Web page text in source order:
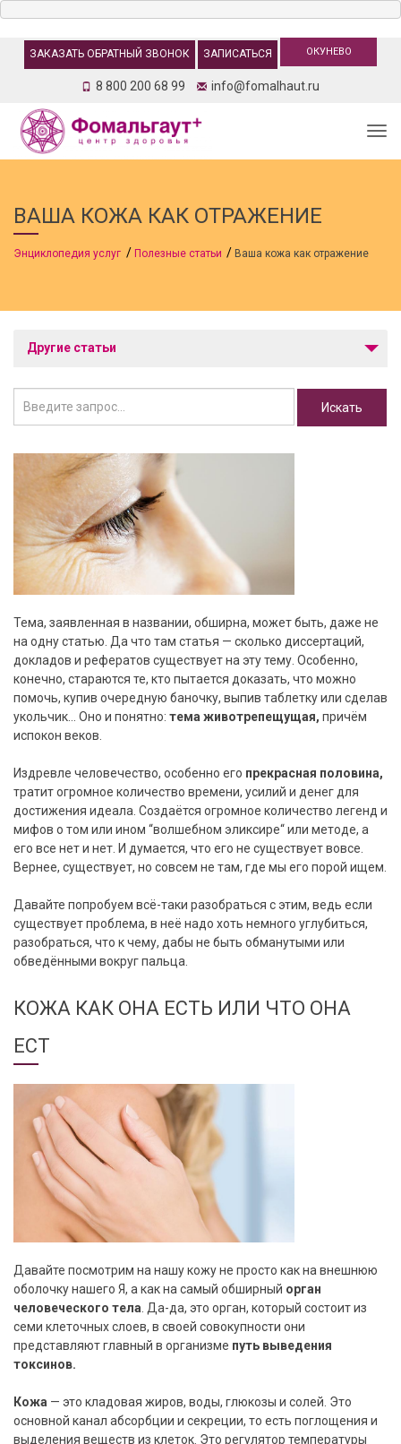
ЗАКАЗАТЬ ОБРАТНЫЙ ЗВОНОК ЗАПИСАТЬСЯ ОКУНЕВО
8 800 200 68 99 info@fomalhaut.ru
ВАША КОЖА КАК ОТРАЖЕНИЕ
Энциклопедия услуг Полезные статьи Ваша кожа как отражение
Другие статьи
Тема, заявленная в названии, обширна, может быть, даже не
на одну статью. Да что там статья — сколько диссертаций,
докладов и рефератов существует на эту тему. Особенно,
конечно, стараются те, кто пытается доказать, что можно
помочь, купив очередную баночку, выпив таблетку или сделав
укольчик… Оно и понятно: тема животрепещущая, причём
испокон веков.
Издревле человечество, особенно его прекрасная половина,
тратит огромное количество времени, усилий и денег для
достижения идеала. Создаётся огромное количество легенд и
мифов о том или ином “волшебном эликсире“ или методе, а
его все нет и нет. И думается, что его не существует вовсе.
Вернее, существует, но совсем не там, где мы его порой ищем.
Давайте попробуем всё-таки разобраться с этим, ведь если
существует проблема, в неё надо хоть немного углубиться,
разобраться, что к чему, дабы не быть обманутыми или
обведёнными вокруг пальца.
КОЖА КАК ОНА ЕСТЬ ИЛИ ЧТО ОНА
ЕСТ
Давайте посмотрим на нашу кожу не просто как на внешнюю
оболочку нашего Я, а как на самый обширный орган
человеческого тела . Да-да, это орган, который состоит из
семи клеточных слоев, в своей совокупности они
представляют главный в организме путь выведения
токсинов.
Кожа — это кладовая жиров, воды, глюкозы и солей. Это
основной канал абсорбции и секреции, то есть поглощения и
выделения веществ из клеток. Это регулятор температуры